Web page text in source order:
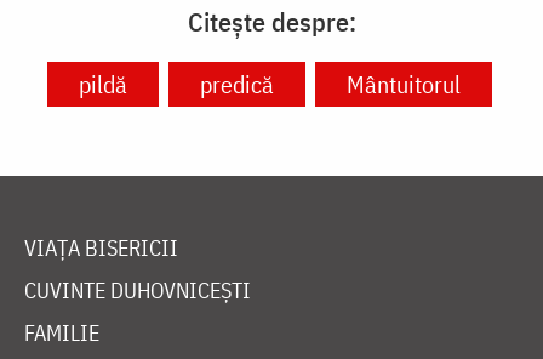
Citește despre:
pildă predică Mântuitorul
VIAȚA BISERICII
CUVINTE DUHOVNICEȘTI
FAMILIE